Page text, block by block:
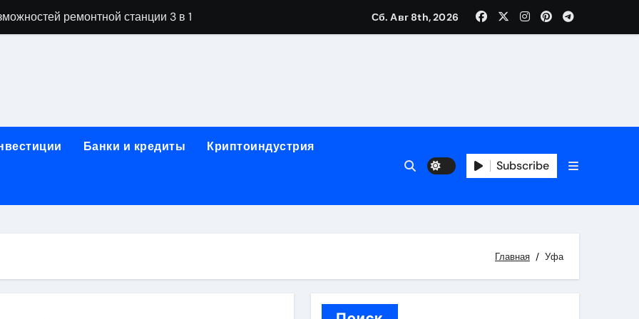
ремонтной станции 3 в 1
изоляции для промышленных объектов и конструкций
онлайн-образования в сфере актуальных профессий
регистрация, разрешение споров и правовые аспекты авторского и патентного права
Сб. Авг 8th, 2026
Банки и кредиты Криптоиндустрия
Subscribe
Главная Уфа